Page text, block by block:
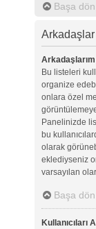
Başa dön
Bu listeleri
organize
onlara özel
Panelinizde
bu
olarak
eklediyseniz
varsayılan
Başa dön